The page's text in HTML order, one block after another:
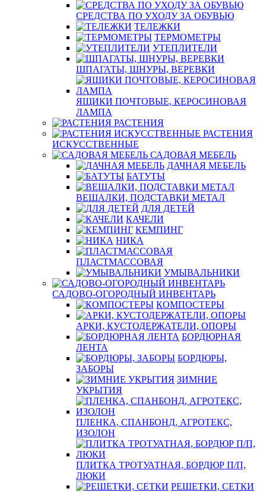
СРЕДСТВА ПО УХОДУ ЗА ОБУВЬЮ
ТЕЛЕЖКИ
ТЕРМОМЕТРЫ
УТЕПЛИТЕЛИ
ШПАГАТЫ, ШНУРЫ, ВЕРЕВКИ
ЯЩИКИ ПОЧТОВЫЕ, КЕРОСИНОВАЯ
ЛАМПА
РАСТЕНИЯ
РАСТЕНИЯ
ИСКУССТВЕННЫЕ
САДОВАЯ МЕБЕЛЬ
ДАЧНАЯ МЕБЕЛЬ
БАТУТЫ
ВЕШАЛКИ, ПОДСТАВКИ МЕТАЛ
ДЛЯ ДЕТЕЙ
КАЧЕЛИ
КЕМПИНГ
НИКА
ПЛАСТМАССОВАЯ
УМЫВАЛЬНИКИ
САДОВО-ОГОРОДНЫЙ ИНВЕНТАРЬ
КОМПОСТЕРЫ
АРКИ, КУСТОДЕРЖАТЕЛИ, ОПОРЫ
БОРДЮРНАЯ
ЛЕНТА
БОРДЮРЫ,
ЗАБОРЫ
ЗИМНИЕ
УКРЫТИЯ
ПЛЕНКА, СПАНБОНД, АГРОТЕКС,
ИЗОЛОН
ПЛИТКА ТРОТУАТНАЯ, БОРДЮР П/П,
ЛЮКИ
РЕШЕТКИ, СЕТКИ